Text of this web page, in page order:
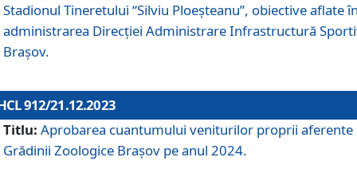
Stadionul Tineretului “Silviu Ploeșteanu”, obiective aflate
administrarea Direcției Administrare Infrastructură
Brașov.
912/21.12.2023
Titlu: Aprobarea cuantumului veniturilor proprii aferente
Grădinii Zoologice Braşov pe anul 2024.